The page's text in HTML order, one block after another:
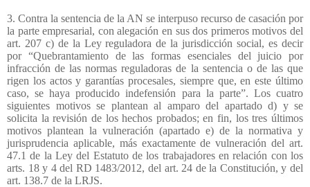
3. Contra la sentencia de la AN se interpuso recurso de casación por
la parte empresarial, con alegación en sus dos primeros motivos del
art. 207 c) de la Ley reguladora de la jurisdicción social, es decir
por “Quebrantamiento de las formas esenciales del juicio por
infracción de las normas reguladoras de la sentencia o de las que
rigen los actos y garantías procesales, siempre que, en este último
caso, se haya producido indefensión para la parte”. Los cuatro
siguientes motivos se plantean al amparo del apartado d) y se
solicita la revisión de los hechos probados; en fin, los tres últimos
motivos plantean la vulneración (apartado e) de la normativa y
jurisprudencia aplicable, más exactamente de vulneración del art.
47.1 de la Ley del Estatuto de los trabajadores en relación con los
arts. 18 y 4 del RD 1483/2012, del art. 24 de la Constitución, y del
art. 138.7 de la LRJS.